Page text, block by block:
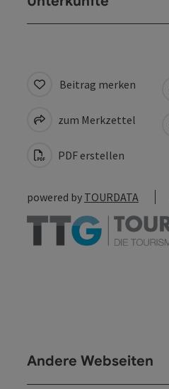
Beitrag merken
zum Merkzettel
PDF erstellen
powered by TOURDATA
Andere Webseiten